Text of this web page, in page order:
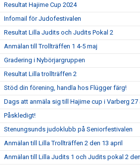
Resultat Hajime Cup 2024
Infomail för Judofestivalen
Resultat Lilla Judits och Judits Pokal 2
Anmälan till Trollträffen 1 4-5 maj
Gradering i Nybörjargruppen
Resultat Lilla trollträffen 2
Stöd din förening, handla hos Flügger färg!
Dags att anmäla sig till Hajime cup i Varberg 27
Påskledigt!
Stenungsunds judoklubb på Seniorfestivalen
Anmälan till Lilla Trollträffen 2 den 13 april
Anmälan till Lilla Judits 1 och Judits pokal 2